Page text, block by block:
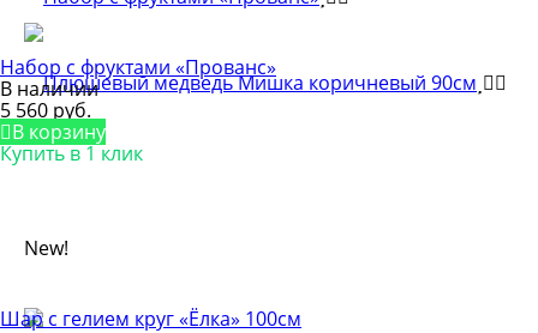
Набор с фруктами «Прованс»
В наличии
5 560 руб.
В корзину
Купить в 1 клик
New!
Шар с гелием круг «Ёлка» 100см